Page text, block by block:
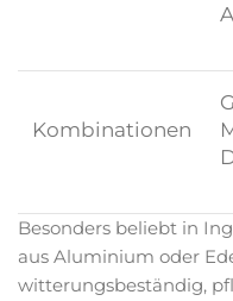
Kombinationen
Besonders beliebt in
aus Aluminium oder
witterungsbeständig,